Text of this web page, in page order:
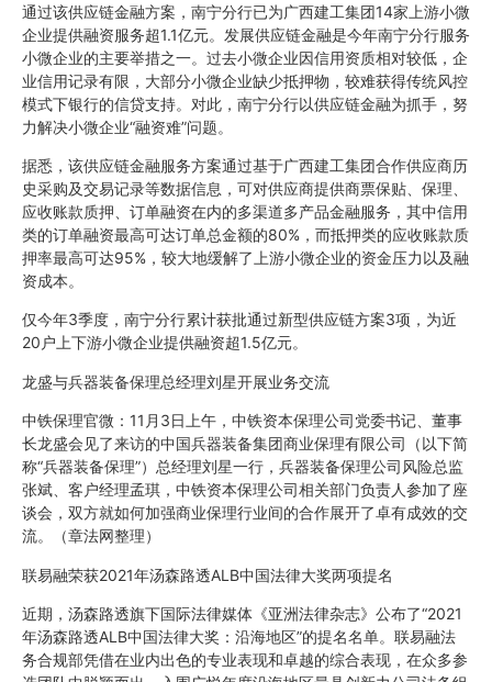
通过该供应链金融方案，南宁分行已为广西建工集团14家上游小微
企业提供融资服务超1.1亿元。发展供应链金融是今年南宁分行服务
小微企业的主要举措之一。过去小微企业因信用资质相对较低，企
业信用记录有限，大部分小微企业缺少抵押物，较难获得传统风控
模式下银行的信贷支持。对此，南宁分行以供应链金融为抓手，努
力解决小微企业“融资难”问题。
据悉，该供应链金融服务方案通过基于广西建工集团合作供应商历
史采购及交易记录等数据信息，可对供应商提供商票保贴、保理、
应收账款质押、订单融资在内的多渠道多产品金融服务，其中信用
类的订单融资最高可达订单总金额的80%，而抵押类的应收账款质
押率最高可达95%，较大地缓解了上游小微企业的资金压力以及融
资成本。
仅今年3季度，南宁分行累计获批通过新型供应链方案3项，为近
20户上下游小微企业提供融资超1.5亿元。
龙盛与兵器装备保理总经理刘星开展业务交流
中铁保理官微：11月3日上午，中铁资本保理公司党委书记、董事
长龙盛会见了来访的中国兵器装备集团商业保理有限公司（以下简
称“兵器装备保理”）总经理刘星一行，兵器装备保理公司风险总监
张斌、客户经理孟琪，中铁资本保理公司相关部门负责人参加了座
谈会，双方就如何加强商业保理行业间的合作展开了卓有成效的交
流。（章法网整理）
联易融荣获2021年汤森路透ALB中国法律大奖两项提名
近期，汤森路透旗下国际法律媒体《亚洲法律杂志》公布了“2021
年汤森路透ALB中国法律大奖：沿海地区”的提名名单。联易融法
务合规部凭借在业内出色的专业表现和卓越的综合表现，在众多参